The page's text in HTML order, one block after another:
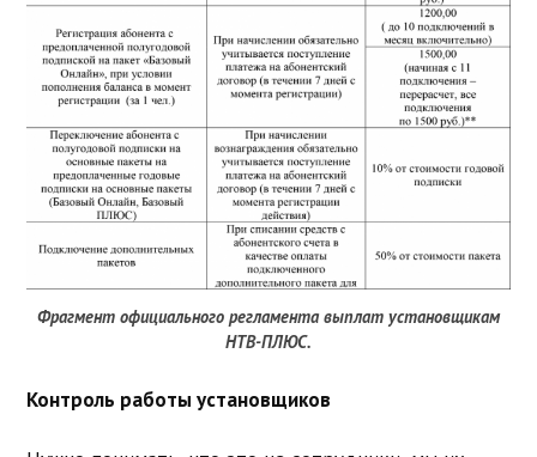
Фрагмент официального регламента выплат установщикам
НТВ-ПЛЮС.
Контроль работы установщиков